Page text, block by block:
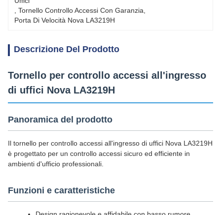
Tornello Controllo Accessi Con Garanzia
Porta Di Velocità Nova LA3219H
Descrizione Del Prodotto
Tornello per controllo accessi all'ingresso
di uffici Nova LA3219H
Panoramica del prodotto
Il tornello per controllo accessi all'ingresso di uffici Nova LA3219H
è progettato per un controllo accessi sicuro ed efficiente in
ambienti d'ufficio professionali.
Funzioni e caratteristiche